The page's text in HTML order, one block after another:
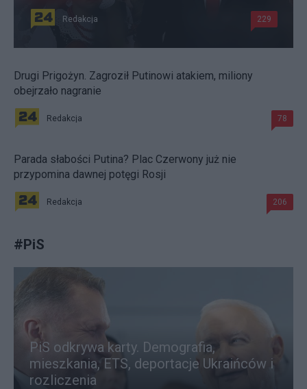
Redakcja 229
Drugi Prigożyn. Zagroził Putinowi atakiem, miliony
obejrzało nagranie
Redakcja 78
Parada słabości Putina? Plac Czerwony już nie
przypomina dawnej potęgi Rosji
Redakcja 206
#PiS
PiS odkrywa karty. Demografia,
mieszkania, ETS, deportacje Ukraińców i
rozliczenia